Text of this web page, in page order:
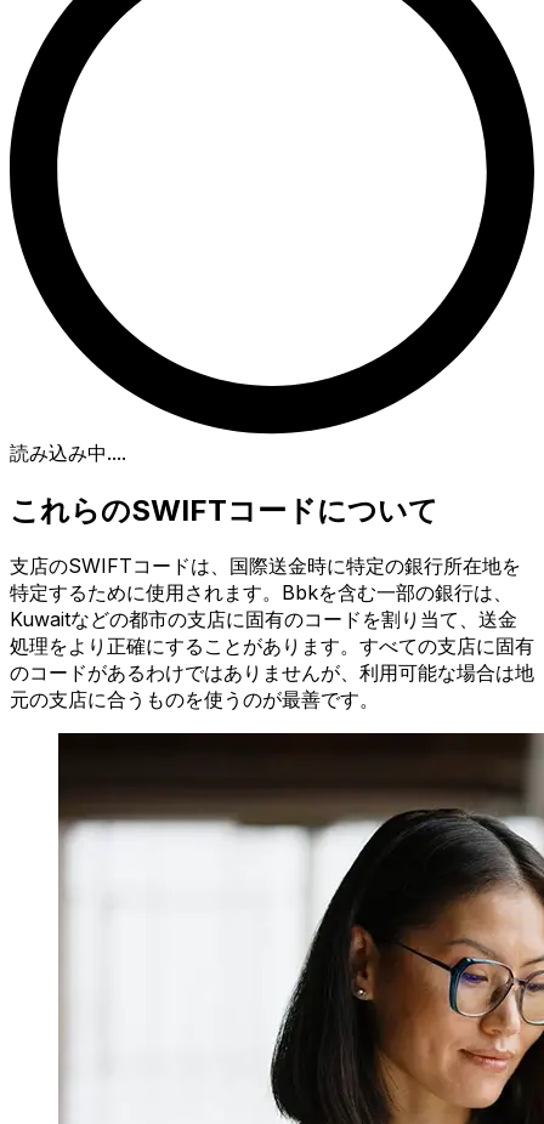
読み込み中....
これらのSWIFTコードについて
支店のSWIFTコードは、国際送金時に特定の銀行所在地を
特定するために使用されます。Bbkを含む一部の銀行は、
Kuwaitなどの都市の支店に固有のコードを割り当て、送金
処理をより正確にすることがあります。すべての支店に固有
のコードがあるわけではありませんが、利用可能な場合は地
元の支店に合うものを使うのが最善です。